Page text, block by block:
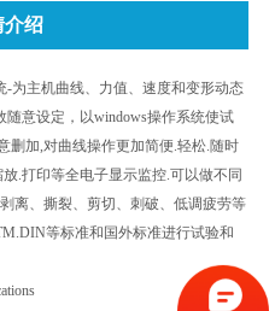
介绍
-为主机曲线、力值、速度和变形动态
意设定，以windows操作系统使试
删加,对曲线操作更加简便.轻松.随时
.打印等全电子显示监控.可以做不同
离、撕裂、剪切、刺破、低调疲劳等
等标准和国外标准进行试验和